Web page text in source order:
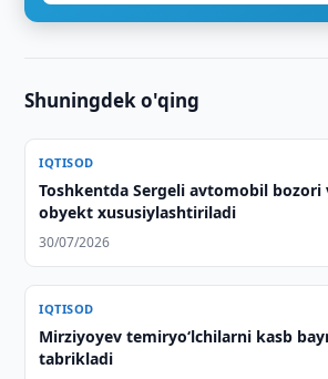
Shuningdek o'qing
IQTISOD
Toshkentda Sergeli avtomobil bozori
obyekt xususiylashtiriladi
30/07/2026
IQTISOD
Mirziyoyev temiryo‘lchilarni kasb
tabrikladi